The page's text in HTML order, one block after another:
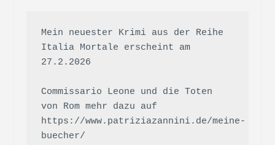
Mein neuester Krimi aus der Reihe
Italia Mortale erscheint am
27.2.2026
Commissario Leone und die Toten
https://www.patriziazannini.de/meine-
buecher/